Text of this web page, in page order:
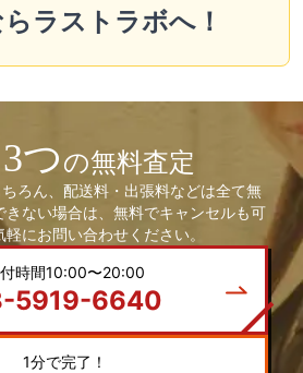
ラストラボへ！
3つの無料査定
ろん、配送料・出張料などは全て無
ない場合は、無料でキャンセルも可
にお問い合わせください。
時間10:00〜20:00
5919-6640
1分で完了！